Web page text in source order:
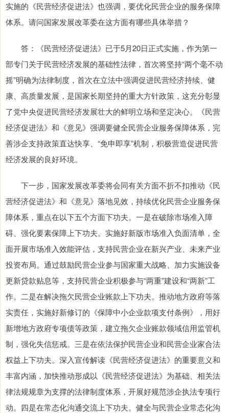
实施的《民营经济促进法》也强调，要优化民营企业的服务保障
体系。请问国家发展改革委在这方面有哪些具体举措？
答：《民营经济促进法》已于5月20日正式实施，作为第一
部专门关于民营经济发展的基础性法律，首次将坚持“两个毫不动
摇”明确为法律制度，首次在立法中强调促进民营经济持续、健
康、高质量发展，是国家长期坚持的重大方针政策，这充分彰显
了党中央促进民营经济发展壮大的鲜明立场和坚定决心。《民营
经济促进法》和《意见》强调要健全民营企业服务保障体系，完
善涉企支持政策直达快享、“免申即享”机制，积极营造促进民营
经济发展的良好环境。
下一步，国家发展改革委将会同有关方面不折不扣推动《民
营经济促进法》和《意见》落地见效，持续优化民营企业服务保
障体系，重点在以下五个方面下功夫。一是在破除市场准入障
碍、强化要素保障上下功夫。实施好新版市场准入负面清单，全
面开展市场准入效能评估，支持民营企业在新兴产业、未来产业
投资布局。通过鼓励民营企业参与国家重大战略、加力实施设备
更新贷款贴息等，支持民营企业积极参与“两重”建设和“两新”工
作。二是在解决拖欠民营企业账款上下功夫。推动地方政府等落
实责任，实施好新修订的《保障中小企业款项支付条例》，用好
新增地方政府专项债等政策，建立拖欠企业账款领域信用监管机
制，强化失信惩戒。三是在依法保护民营企业和民营企业家合法
权益上下功夫。深入宣传解读《民营经济促进法》的重要意义和
丰富内涵，加快推动形成以《民营经济促进法》为基础、相关法
律法规规章为支撑的法律制度体系，开展好规范涉企执法专项行
动。四是在常态化沟通交流上下功夫。健全与民营企业常态化沟